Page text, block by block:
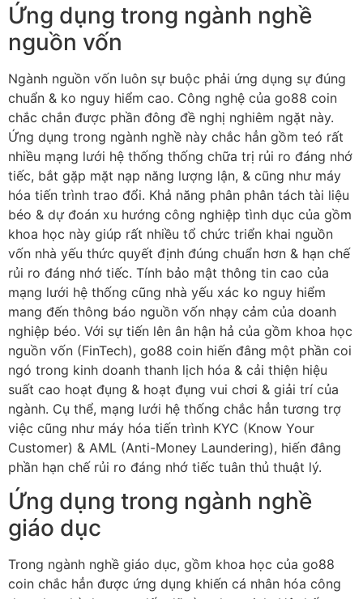
Ứng dụng trong ngành nghề
nguồn vốn
Ngành nguồn vốn luôn sự buộc phải ứng dụng sự đúng
chuẩn & ko nguy hiểm cao. Công nghệ của go88 coin
chắc chắn được phần đông đề nghị nghiêm ngặt này.
Ứng dụng trong ngành nghề này chắc hẳn gồm teó rất
nhiều mạng lưới hệ thống thống chữa trị rủi ro đáng nhớ
tiếc, bắt gặp mặt nạp năng lượng lận, & cũng như máy
hóa tiến trình trao đổi. Khả năng phân phân tách tài liệu
béo & dự đoán xu hướng công nghiệp tình dục của gồm
khoa học này giúp rất nhiều tổ chức triển khai nguồn
vốn nhà yếu thức quyết định đúng chuẩn hơn & hạn chế
rủi ro đáng nhớ tiếc. Tính bảo mật thông tin cao của
mạng lưới hệ thống cũng nhà yếu xác ko nguy hiểm
mang đến thông báo nguồn vốn nhạy cảm của doanh
nghiệp béo. Với sự tiến lên ân hận hả của gồm khoa học
nguồn vốn (FinTech), go88 coin hiến đâng một phần coi
ngó trong kinh doanh thanh lịch hóa & cải thiện hiệu
suất cao hoạt đụng & hoạt đụng vui chơi & giải trí của
ngành. Cụ thể, mạng lưới hệ thống chắc hẳn tương trợ
việc cũng như máy hóa tiến trình KYC (Know Your
Customer) & AML (Anti-Money Laundering), hiến đâng
phần hạn chế rủi ro đáng nhớ tiếc tuân thủ thuật lý.
Ứng dụng trong ngành nghề
giáo dục
Trong ngành nghề giáo dục, gồm khoa học của go88
coin chắc hẳn được ứng dụng khiến cá nhân hóa công